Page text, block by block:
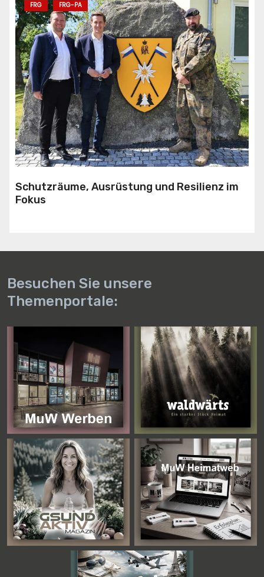
FRG FRG-PA
Schutzräume, Ausrüstung und Resilienz im
Fokus
Besuchen Sie unsere
Themenportale: